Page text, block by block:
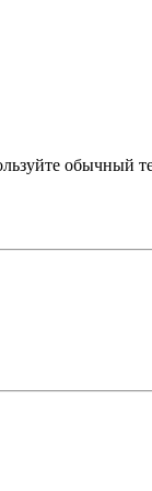
обычный